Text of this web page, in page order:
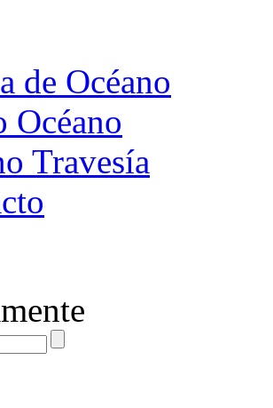
de Océano
Océano
Travesía